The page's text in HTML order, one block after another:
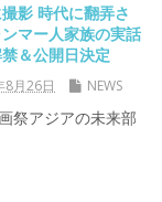
影 時代に翻弄さ
マー人家族の実話
＆公開日決定
8月26日 NEWS
祭アジアの未来部